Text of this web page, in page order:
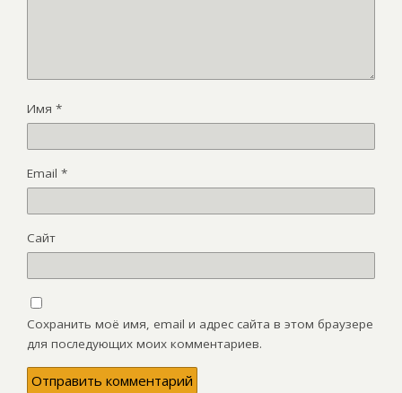
Имя *
Email *
Сайт
Сохранить моё имя, email и адрес сайта в этом браузере
для последующих моих комментариев.